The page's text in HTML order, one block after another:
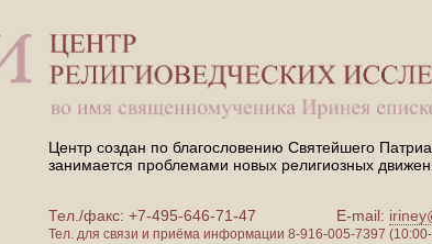
Центр создан по благословению Святейшего
занимается проблемами новых религиозных
Тел./факс: +7-495-646-71-47 E-mail:
Тел. для связи и приёма информации 8-916-005-7397